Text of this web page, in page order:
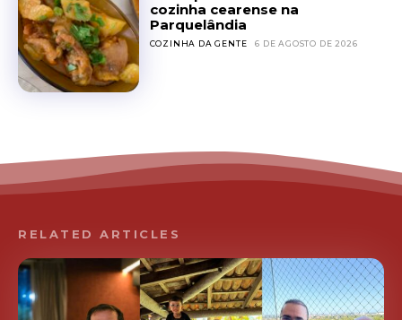
cozinha cearense na
Parquelândia
COZINHA DA GENTE 6 DE AGOSTO DE 2026
RELATED ARTICLES